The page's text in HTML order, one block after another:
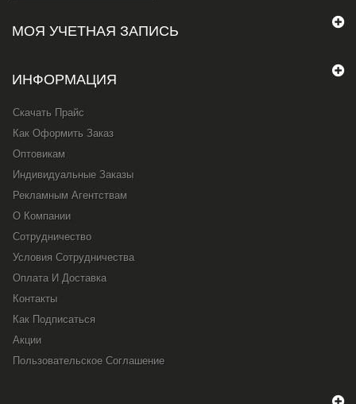
МОЯ УЧЕТНАЯ ЗАПИСЬ
ИНФОРМАЦИЯ
Скачать Прайс
Как Оформить Заказ
Оптовикам
Индивидуальные Заказы
Рекламным Агентствам
О Компании
Сотрудничество
Условия Сотрудничества
Оплата И Доставка
Контакты
Как Подписаться
Акции
Пользовательское Соглашение